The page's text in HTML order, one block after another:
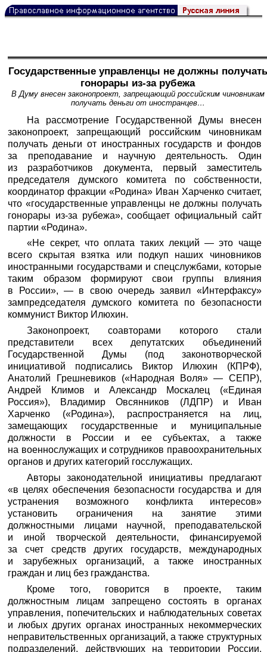
Государственные управленцы не должны получать
гонорары из-за рубежа
В Думу внесен законопроект, запрещающий российским чиновникам
получать деньги от иностранцев…
На рассмотрение Государственной Думы внесен
законопроект, запрещающий российским чиновникам
получать деньги от иностранных государств и фондов
за преподавание и научную деятельность. Один
из разработчиков документа, первый заместитель
председателя думского комитета по собственности,
координатор фракции «Родина» Иван Харченко считает,
что «государственные управленцы не должны получать
гонорары из-за рубежа», сообщает официальный сайт
партии «Родина».
«Не секрет, что оплата таких лекций — это чаще
всего скрытая взятка или подкуп наших чиновников
иностранными государствами и спецслужбами, которые
таким образом формируют свои группы влияния
в России», — в свою очередь заявил «Интерфаксу»
зампредседателя думского комитета по безопасности
коммунист Виктор Илюхин.
Законопроект, соавторами которого стали
представители всех депутатских объединений
Государственной Думы (под законотворческой
инициативой подписались Виктор Илюхин (КПРФ),
Анатолий Грешневиков («Народная Воля» — СЕПР),
Андрей Климов и Александр Москалец («Единая
Россия»), Владимир Овсянников (ЛДПР) и Иван
Харченко («Родина»), распространяется на лиц,
замещающих государственные и муниципальные
должности в России и ее субъектах, а также
на военнослужащих и сотрудников правоохранительных
органов и других категорий госслужащих.
Авторы законодательной инициативы предлагают
«в целях обеспечения безопасности государства и для
устранения возможного конфликта интересов»
установить ограничения на занятие этими
должностными лицами научной, преподавательской
и иной творческой деятельности, финансируемой
за счет средств других государств, международных
и зарубежных организаций, а также иностранных
граждан и лиц без гражданства.
Кроме того, говорится в проекте, таким
должностным лицам запрещено состоять в органах
управления, попечительских и наблюдательных советах
и любых других органах иностранных некоммерческих
неправительственных организаций, а также структурных
подразделений, действующих на территории России.